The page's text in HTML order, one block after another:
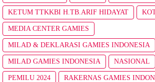
KETUM TTKKBI H.TB.ARIF HIDAYAT
MEDIA CENTER GAMIES
MILAD & DEKLARASI GAMIES INDONESIA
MILAD GAMIES INDONESIA NASIONAL
PEMILU 2024 RAKERNAS GAMIES